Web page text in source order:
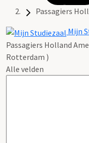
Passagiers
Mijn
Passagiers Holland
Rotterdam )
Alle velden